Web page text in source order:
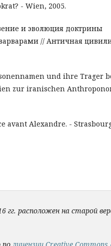
- Wien, 2005.
и эволюция доктрины
// Античная
und ihre Trager
zur iranischen
avant Alexandre. -
гг. расположен на старой